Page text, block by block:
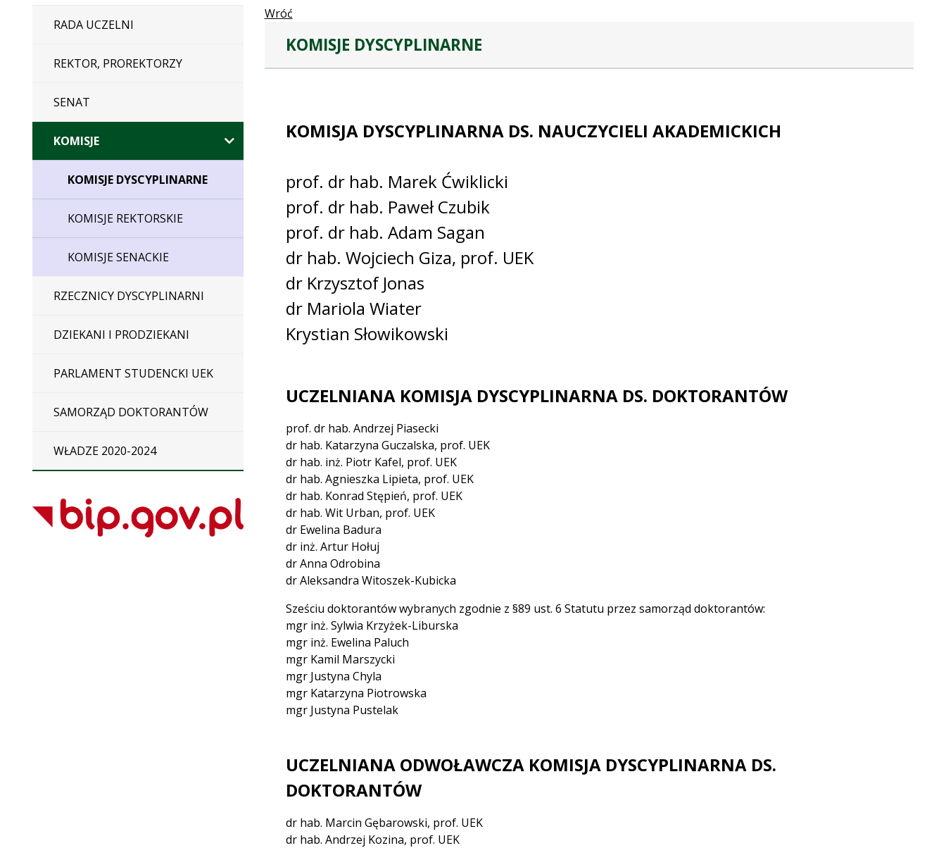
RADA UCZELNI
REKTOR, PROREKTORZY
SENAT
KOMISJE
KOMISJE DYSCYPLINARNE
KOMISJE REKTORSKIE
KOMISJE SENACKIE
RZECZNICY DYSCYPLINARNI
DZIEKANI I PRODZIEKANI
PARLAMENT STUDENCKI UEK
SAMORZĄD DOKTORANTÓW
WŁADZE 2020-2024
Wróć
KOMISJE DYSCYPLINARNE
KOMISJA DYSCYPLINARNA DS. NAUCZYCIELI AKADEMICKICH
prof. dr hab. Marek Ćwiklicki
prof. dr hab. Paweł Czubik
prof. dr hab. Adam Sagan
dr hab. Wojciech Giza, prof. UEK
dr Krzysztof Jonas
dr Mariola Wiater
Krystian Słowikowski
UCZELNIANA KOMISJA DYSCYPLINARNA DS. DOKTORANTÓW
prof. dr hab. Andrzej Piasecki
dr hab. Katarzyna Guczalska, prof. UEK
dr hab. inż. Piotr Kafel, prof. UEK
dr hab. Agnieszka Lipieta, prof. UEK
dr hab. Konrad Stępień, prof. UEK
dr hab. Wit Urban, prof. UEK
dr Ewelina Badura
dr inż. Artur Hołuj
dr Anna Odrobina
dr Aleksandra Witoszek-Kubicka
Sześciu doktorantów wybranych zgodnie z §89 ust. 6 Statutu przez samorząd doktorantów:
mgr inż. Sylwia Krzyżek-Liburska
mgr inż. Ewelina Paluch
mgr Kamil Marszycki
mgr Justyna Chyla
mgr Katarzyna Piotrowska
mgr Justyna Pustelak
UCZELNIANA ODWOŁAWCZA KOMISJA DYSCYPLINARNA DS.
DOKTORANTÓW
dr hab. Marcin Gębarowski, prof. UEK
dr hab. Andrzej Kozina, prof. UEK